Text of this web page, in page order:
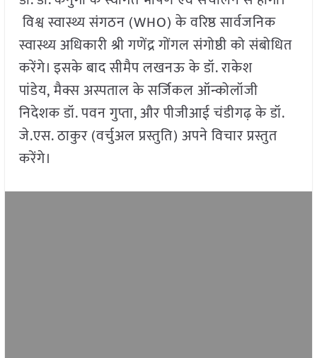
विश्व स्वास्थ्य संगठन (WHO) के वरिष्ठ सार्वजनिक
स्वास्थ्य अधिकारी श्री गणेंद्र गोंगल संगोष्ठी को संबोधित
करेंगे। इसके बाद सीमैप लखनऊ के डॉ. राकेश
पांडेय, मैक्स अस्पताल के सर्जिकल ऑन्कोलॉजी
निदेशक डॉ. पवन गुप्ता, और पीजीआई चंडीगढ़ के डॉ.
जे.एस. ठाकुर (वर्चुअल प्रस्तुति) अपने विचार प्रस्तुत
करेंगे।